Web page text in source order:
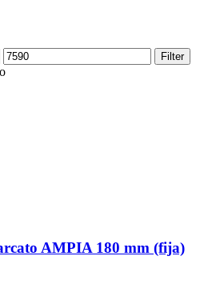
Filter
AMPIA 180 mm (fija)